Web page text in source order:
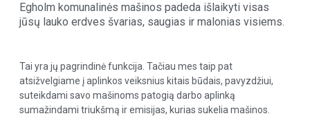
Egholm komunalinės mašinos padeda išlaikyti visas
jūsų lauko erdves švarias, saugias ir malonias visiems.
Tai yra jų pagrindinė funkcija. Tačiau mes taip pat
atsižvelgiame į aplinkos veiksnius kitais būdais, pavyzdžiui,
suteikdami savo mašinoms patogią darbo aplinką
sumažindami triukšmą ir emisijas, kurias sukelia mašinos.